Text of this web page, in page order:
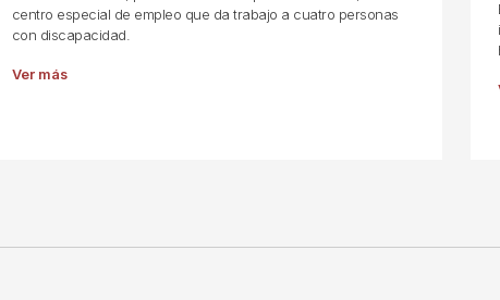
centro especial de empleo que da trabajo a cuatro personas
con discapacidad.
Ver más